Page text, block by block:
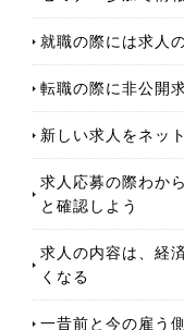
就職の際には求人
転職の際に非公開
新しい求人をネッ
求人応募の際わか
と確認しよう
求人の内容は、経
くなる
一昔前と今の雇う